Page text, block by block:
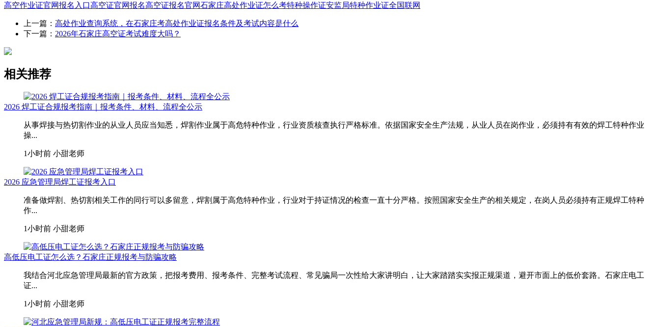
高空作业证官网报名入口高空证官网报名高空证报名官网石家庄高处作业证怎么考特种操作证安监局特种作业证全国联网
上一篇： 高处作业查询系统，在石家庄考高处作业证报名条件及考试内容是什么
下一篇： 2026年石家庄高空证考试难度大吗？
相关推荐
2026 焊工证合规报考指南｜报考条件、材料、流程全公示
从事焊接与热切割作业的从业人员应当知悉，焊割作业属于高危特种作业，行业资质核查执行严格标准。依据国家安全生产法规，从业人员在岗作业，必须持有有效的焊工特种作业
操...
1小时前 小甜老师
2026 应急管理局焊工证报考入口
准备做焊割、热切割相关工作的同行可以多留意，焊割属于高危特种作业，行业对于持证情况的检查一直十分严格。按照国家安全生产的相关规定，在岗人员必须持有正规焊工特种
作...
1小时前 小甜老师
高低压电工证怎么选？石家庄正规报考与防骗攻略
我结合河北应急管理局最新的官方政策，把报考费用、报考条件、完整考试流程、常见骗局一次性给大家讲明白，让大家踏踏实实报正规渠道，避开市面上的低价套路。石家庄电工
证...
1小时前 小甜老师